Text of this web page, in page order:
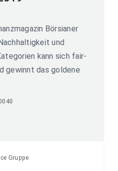
Börsianer
und
kann sich fair-
gewinnt das goldene
Gruppe